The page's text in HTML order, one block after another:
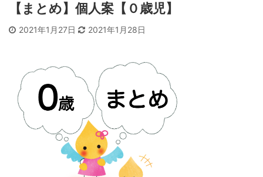
【まとめ】個人案【０歳児】
2021年1月27日 2021年1月28日